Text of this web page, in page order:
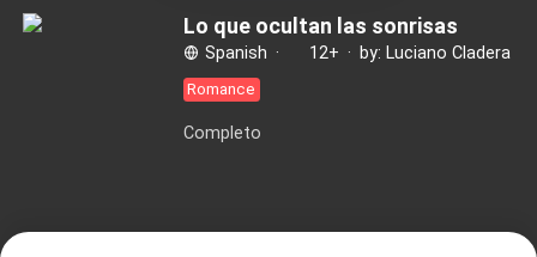
Lo que ocultan las sonrisas
Spanish · 12+ · by: Luciano Cladera
Romance
Completo